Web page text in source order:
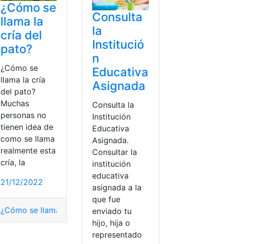
¿Cómo se
llama la
cría del
pato?
¿Cómo se
llama la cría
del pato?
Muchas
personas no
tienen idea de
como se llama
realmente esta
cría, la
21/12/2022
¿Cómo se llama la cría del pato? ,Cría del pato
Consulta
la
Institució
n
Educativa
Asignada
Consulta la
Institución
Educativa
Asignada.
Consultar la
institución
educativa
asignada a la
que fue
enviado tu
hijo, hija o
representado